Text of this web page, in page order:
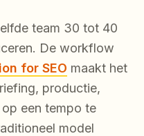
team 30 tot 40
De workflow
for SEO maakt het
productie,
een tempo te
model